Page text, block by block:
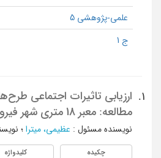
علمی-پژوهشی 5
ج 1
1.
ارزیابی تاثیرات اجتماعی
مطالعه: معبر 18 متری شهر فیروزکوه
نویسنده مسئول : عظیمی، میترا ؛
چکیده کلیدواژه